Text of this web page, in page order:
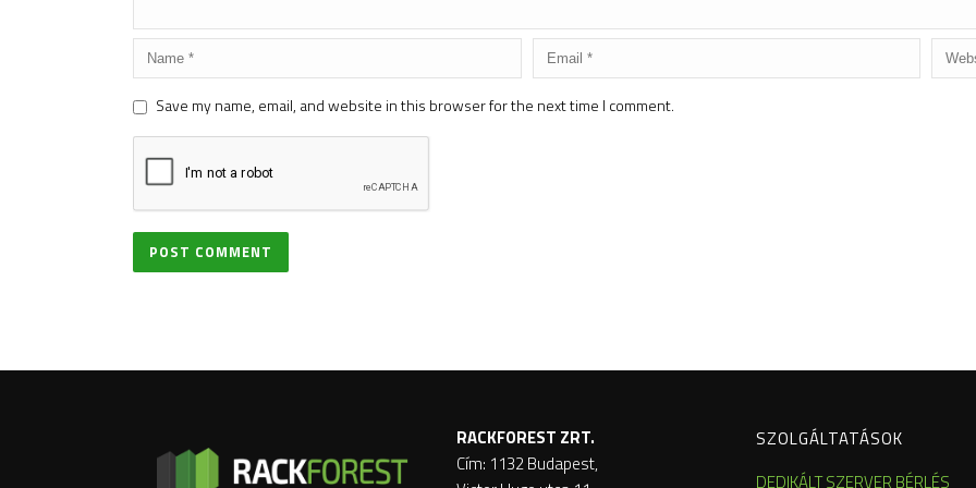
Save my name, email, and website in this browser for the next time I comment.
RACKFOREST ZRT.
Cím: 1132 Budapest,
SZOLGÁLTATÁSOK
DEDIKÁLT SZERVER BÉRLÉS